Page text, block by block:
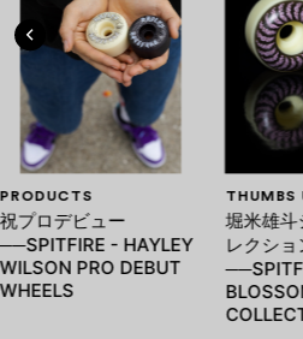
PRODUCTS
祝プロデビュー
──SPITFIRE - HAYLEY
WILSON PRO DEBUT
WHEELS
THUMBS
堀米雄斗
レクショ